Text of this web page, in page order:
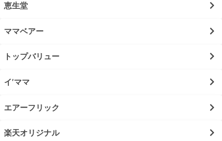
恵生堂
ママベアー
トップバリュー
イ’ママ
エアーフリック
楽天オリジナル